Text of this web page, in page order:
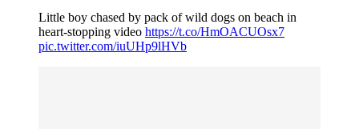
Little boy chased by pack of wild dogs on beach in
heart-stopping video https://t.co/HmOACUOsx7
pic.twitter.com/iuUHp9lHVb